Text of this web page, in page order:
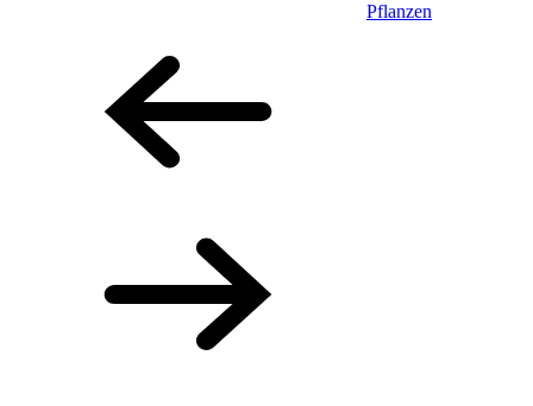
Pflanzen